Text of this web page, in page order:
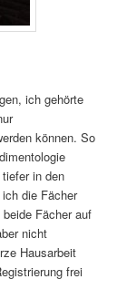
ich gehörte
können. So
in den
die Fächer
Fächer auf
nicht
Hausarbeit
frei